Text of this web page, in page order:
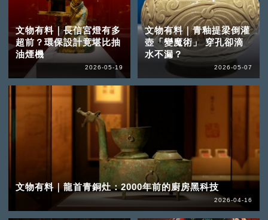
文物有料｜長信宮燈有多
超前？環保設計竟堪比抽
油煙機
2026-05-19
文物有料｜青釉提梁倒灌
壺「變魔術」 穿孔卻滴
水不漏？
2026-05-07
文物有料｜龍首青銅灶：2000年前的廚房黑科技
2026-04-16